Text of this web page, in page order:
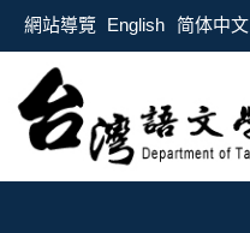
跳到主要內容
網站導覽 English 简体中文